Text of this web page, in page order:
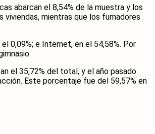
abarcan el 8,54% de la muestra y los
viviendas, mientras que los fumadores
0,09%; e Internet, en el 54,58%. Por
el 35,72% del total, y el año pasado
Este porcentaje fue del 59,57% en